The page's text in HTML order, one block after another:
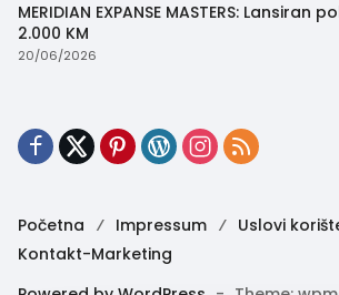
MERIDIAN EXPANSE MASTERS:
2.000 KM
20/06/2026
Početna Impressum
Uslovi
Kontakt-Marketing